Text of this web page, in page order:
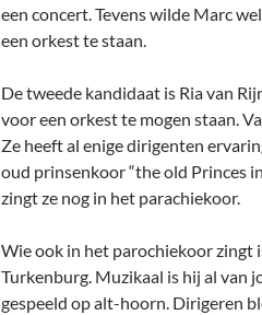
een concert. Tevens wilde Marc
een orkest te staan.
De tweede kandidaat is Ria van
voor een orkest te mogen staan.
Ze heeft al enige dirigenten
oud prinsenkoor “the old Princes
zingt ze nog in het parachiekoor.
Wie ook in het parochiekoor zingt
Turkenburg. Muzikaal is hij al van
gespeeld op alt-hoorn. Dirigeren